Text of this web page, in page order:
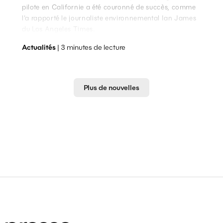
pilote en Californie a été couronné de succès, comme
l'a rapporté le journaliste environnemental Ian James
du Los Angeles Times.
Actualités | 3 minutes de lecture
Plus de nouvelles